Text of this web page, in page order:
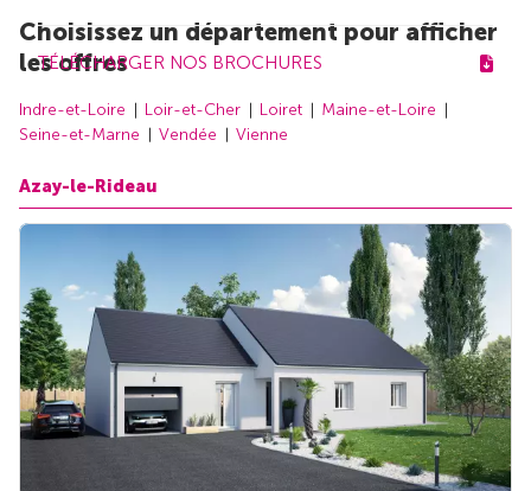
TÉLÉCHARGER NOS BROCHURES
Choisissez un département pour afficher
les offres
Indre-et-Loire Loir-et-Cher Loiret
Maine-et-Loire
Seine-et-Marne
Vendée Vienne
Azay-le-Rideau